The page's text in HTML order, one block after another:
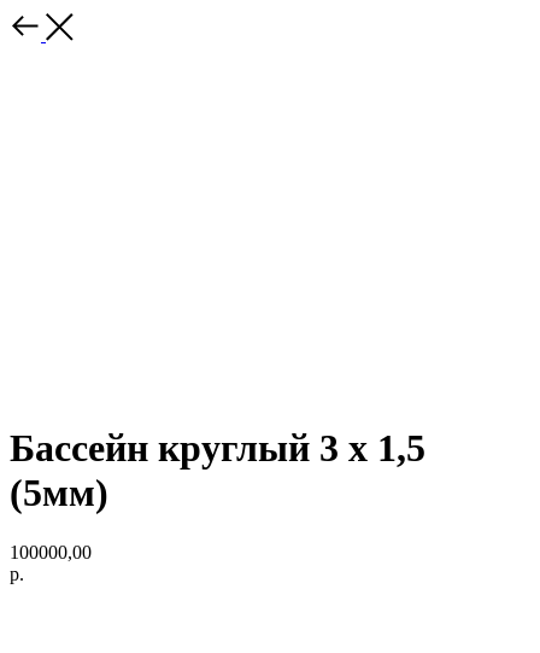
Бассейн круглый 3 х 1,5
(5мм)
100000,00
р.